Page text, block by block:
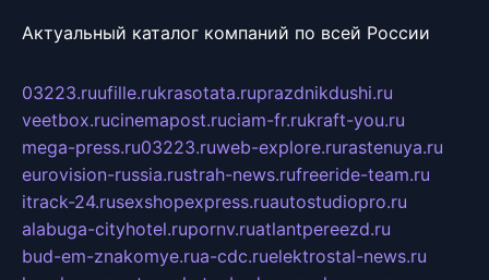
Актуальный каталог компаний по всей России
03223.ruufille.rukrasotata.ruprazdnikdushi.ru
veetbox.rucinemapost.ruciam-fr.rukraft-you.ru
mega-press.ru03223.ruweb-explore.rurastenuya.ru
eurovision-russia.rustrah-news.rufreeride-team.ru
itrack-24.rusexshopexpress.ruautostudiopro.ru
alabuga-cityhotel.rupornv.ruatlantpereezd.ru
bud-em-znakomye.rua-cdc.ruelektrostal-news.ru